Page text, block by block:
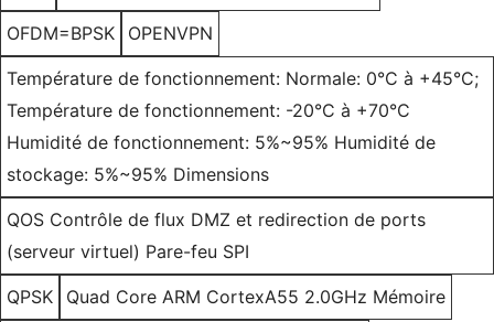
OFDM=BPSK OPENVPN
Température de fonctionnement: Normale: 0°C à +45°C;
Température de fonctionnement: -20°C à +70°C
Humidité de fonctionnement: 5%~95% Humidité de
stockage: 5%~95% Dimensions
QOS Contrôle de flux DMZ et redirection de ports
(serveur virtuel) Pare-feu SPI
QPSK Quad Core ARM CortexA55 2.0GHz Mémoire